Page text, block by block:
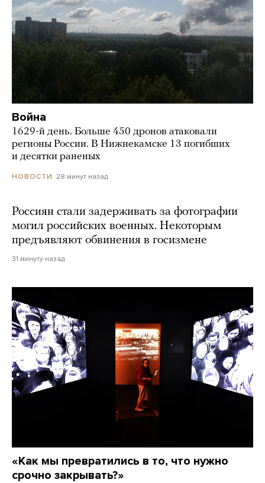
Война
1629-й день. Больше 450 дронов атаковали
регионы России. В Нижнекамске 13 погибших
и десятки раненых
НОВОСТИ 28 минут назад
Россиян стали задерживать за фотографии
могил российских военных. Некоторым
предъявляют обвинения в госизмене
31 минуту назад
«Как мы превратились в то, что нужно
срочно закрывать?»